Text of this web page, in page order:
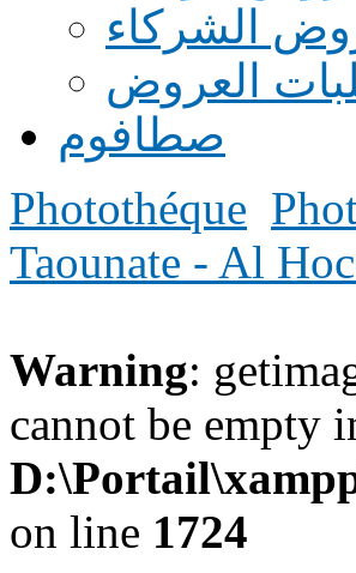
الشركاء
العروض
صطافوم
Photothéque
Taounate - Al
Warning:
cannot be empty
on line 1724